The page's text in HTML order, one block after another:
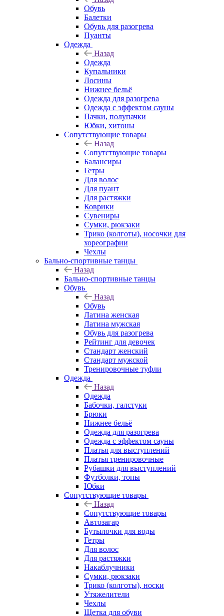
Обувь
Балетки
Обувь для разогрева
Пуанты
Одежда
Назад
Одежда
Купальники
Лосины
Нижнее бельё
Одежда для разогрева
Одежда с эффектом сауны
Пачки, полупачки
Юбки, хитоны
Сопутствующие товары
Назад
Сопутствующие товары
Балансиры
Гетры
Для волос
Для пуант
Для растяжки
Коврики
Сувениры
Сумки, рюкзаки
Трико (колготы), носочки для
хореографии
Чехлы
Бально-спортивные танцы
Назад
Бально-спортивные танцы
Обувь
Назад
Обувь
Латина женская
Латина мужская
Обувь для разогрева
Рейтинг для девочек
Стандарт женский
Стандарт мужской
Тренировочные туфли
Одежда
Назад
Одежда
Бабочки, галстуки
Брюки
Нижнее бельё
Одежда для разогрева
Одежда с эффектом сауны
Платья для выступлений
Платья тренировочные
Рубашки для выступлений
Футболки, топы
Юбки
Сопутствующие товары
Назад
Сопутствующие товары
Автозагар
Бутылочки для воды
Гетры
Для волос
Для растяжки
Накаблучники
Сумки, рюкзаки
Трико (колготы), носки
Утяжелители
Чехлы
Щетка для обуви